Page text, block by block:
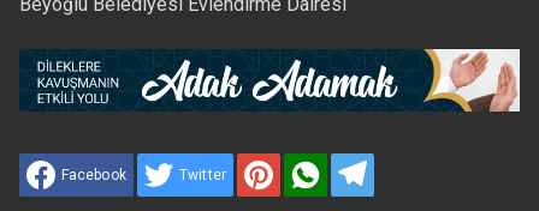
Facebook Twitter